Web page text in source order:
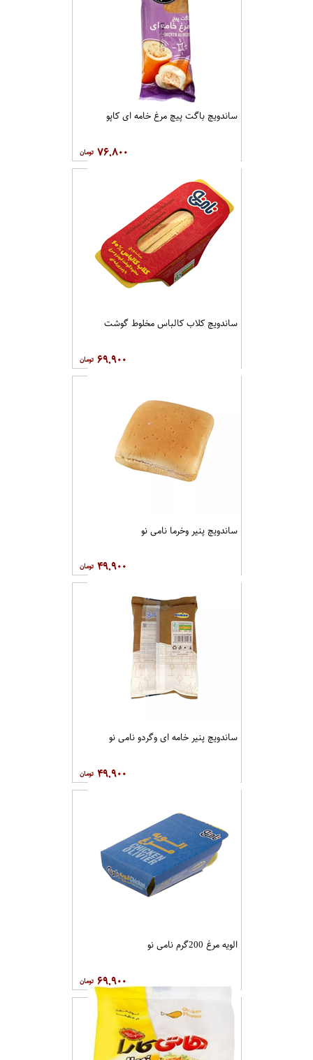
ساندویچ باگت پیچ مرغ خامه ای کاپو
۷۶,۸۰۰
ساندویچ کلاب کالباس مخلوط گوشت
۶۹,۹۰۰
ساندویچ پنیر وخرما نامی نو
۴۹,۹۰۰
ساندویچ پنیر خامه ای وگردو نامی نو
۴۹,۹۰۰
الویه مرغ 200گرم نامی نو
۶۹,۹۰۰